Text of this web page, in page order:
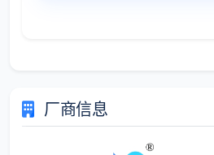
厂商信息